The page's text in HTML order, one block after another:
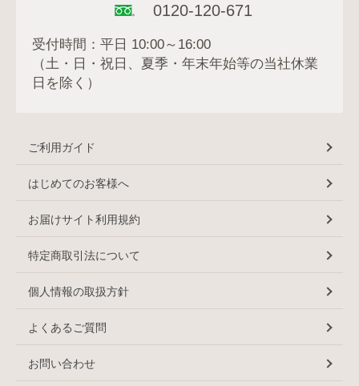
0120-120-671
受付時間：平日 10:00～16:00
（土・日・祝日、夏季・年末年始等の当社休業
日を除く）
ご利用ガイド
はじめてのお客様へ
お届けサイト利用規約
特定商取引法について
個人情報の取扱方針
よくあるご質問
お問い合わせ